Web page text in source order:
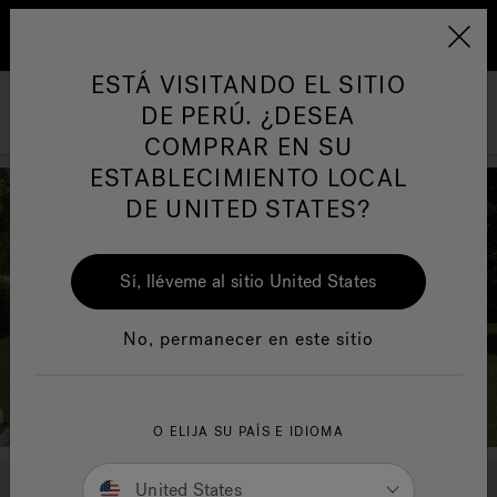
Jacuzzi&reg; Latin
Responsabilidad Social
HIDROMASAJE
ESTÁ VISITANDO EL SITIO
DE PERÚ. ¿DESEA
COMPRAR EN SU
ESTABLECIMIENTO LOCAL
DE UNITED STATES?
Sí, lléveme al sitio United States
No, permanecer en este sitio
O ELIJA SU PAÍS E IDIOMA
United States